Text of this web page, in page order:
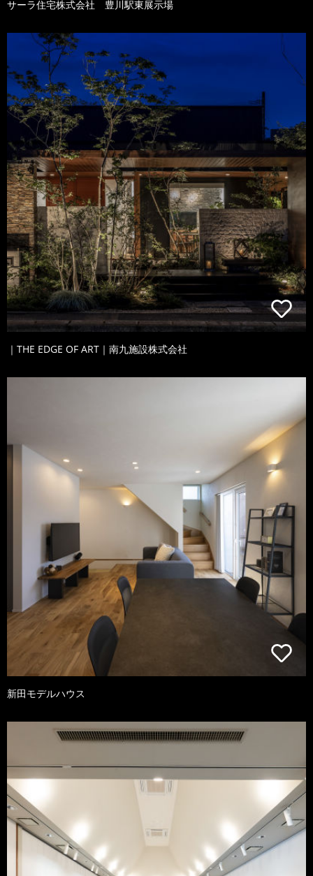
サーラ住宅株式会社 豊川駅東展示場
｜THE EDGE OF ART｜南九施設株式会社
新田モデルハウス